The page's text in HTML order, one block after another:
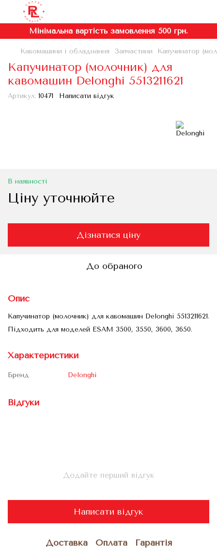
Мінімальна вартість замовлення 500 грн.
Кавомашини і обладнання Запчастини Капучинатор
Капучинатор (молочник) для
кавомашин Delonghi 5513211621
Артикул: 10471 Написати відгук
В наявності
Ціну уточнюйте
Дізнатися ціну
До обраного
Опис
Капучинатор (молочник) для кавомашин Delonghi 5513211621.
Підходить для моделей ESAM 3500, 3550, 3600, 3650.
Характеристики
Бренд Delonghi
Відгуки
Додайте перший відгук
Написати відгук
Доставка Оплата Гарантія